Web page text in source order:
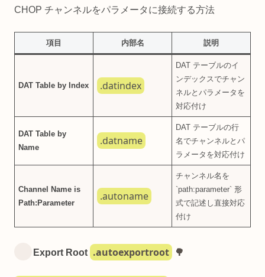
CHOP チャンネルをパラメータに接続する方法
項目 内部名 説明
DAT Table by Index .datindex
DAT テーブルのイ
ンデックスでチャン
ネルとパラメータを
対応付け
DAT Table by
Name
.datname
DAT テーブルの行
名でチャンネルとパ
ラメータを対応付け
Channel Name is
Path:Parameter
.autoname
チャンネル名を
`path:parameter` 形
式で記述し直接対応
付け
Export Root .autoexportroot 🌳